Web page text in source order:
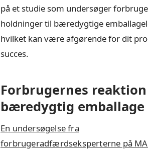
på et studie som undersøger
holdninger til bæredygtige
hvilket kan være afgørende for dit
succes.
Forbrugernes
bæredygtig emballage
En undersøgelse fra
forbrugeradfærdseksperterne på